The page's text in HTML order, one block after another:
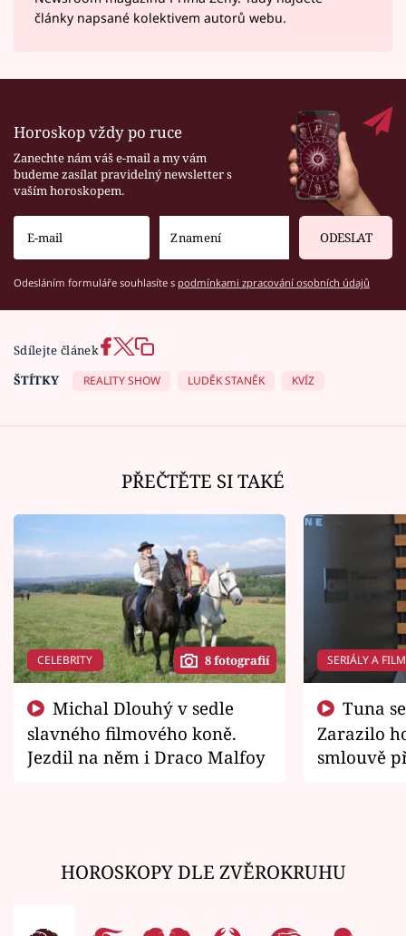
články napsané kolektivem autorů webu.
Horoskop vždy po ruce
Zanechte nám váš e-mail a my vám
budeme zasílat pravidelný newsletter s
vaším horoskopem.
ODESLAT
Odesláním formuláře souhlasíte s podmínkami zpracování osobních údajů
Sdílejte článek
ŠTÍTKY
REALITY SHOW LUDĚK STANĚK KVÍZ
PŘEČTĚTE SI TAKÉ
CELEBRITY 8 fotografií
slavného filmového koně.
Jezdil na něm i Draco Malfoy
SERIÁLY A
Zarazilo
smlouvě
HOROSKOPY DLE ZVĚROKRUHU